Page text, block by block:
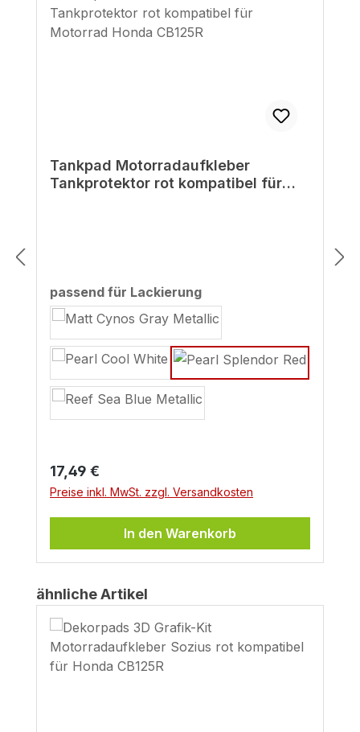
Tankpad Motorradaufkleber
Tankprotektor rot kompatibel für
passend für Lackierungauswählen
Regulärer Preis:
17,49 €
Preise inkl. MwSt. zzgl. Versandkosten
In den Warenkorb
Produktgalerie überspringen
ähnliche Artikel